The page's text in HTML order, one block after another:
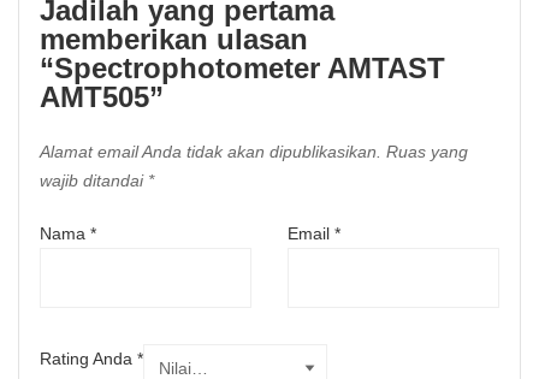
Jadilah yang pertama
memberikan ulasan
“Spectrophotometer AMTAST
AMT505”
Alamat email Anda tidak akan dipublikasikan. Ruas yang
wajib ditandai *
Nama * Email *
Rating Anda *